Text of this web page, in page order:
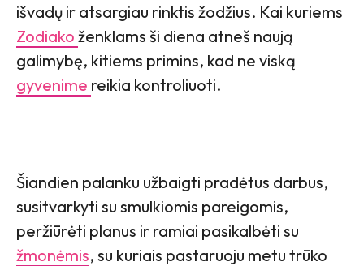
išvadų ir atsargiau rinktis žodžius. Kai kuriems
Zodiako ženklams ši diena atneš naują
galimybę, kitiems primins, kad ne viską
gyvenime reikia kontroliuoti.
Šiandien palanku užbaigti pradėtus darbus,
susitvarkyti su smulkiomis pareigomis,
peržiūrėti planus ir ramiai pasikalbėti su
žmonėmis, su kuriais pastaruoju metu trūko